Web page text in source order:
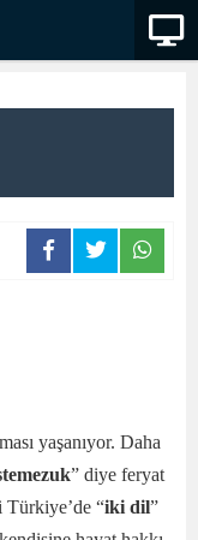
yaşanıyor. Daha
” diye feryat
Türkiye’de “iki dil”